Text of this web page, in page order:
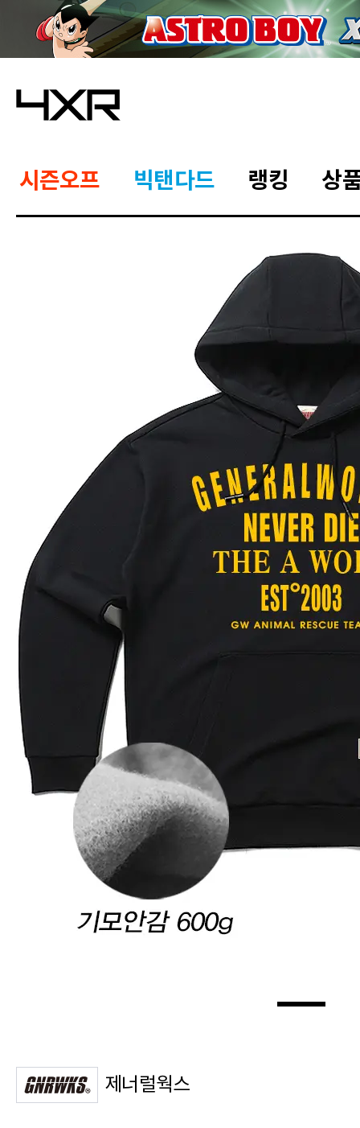
시즌오프 빅탠다드 랭킹 상
제너럴웍스